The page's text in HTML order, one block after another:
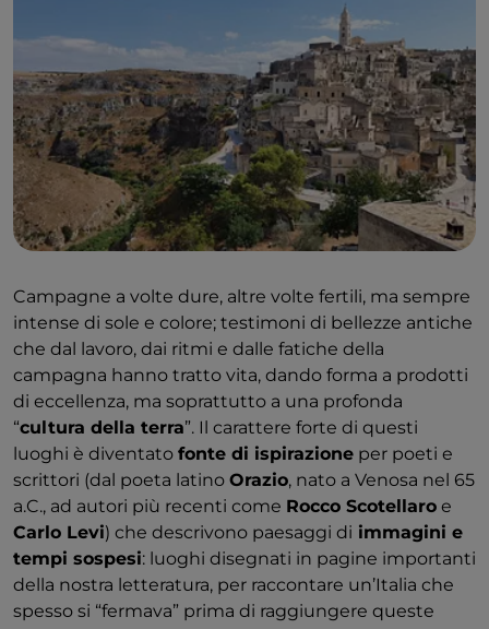
Campagne a volte dure, altre volte fertili, ma sempre
intense di sole e colore; testimoni di bellezze antiche
che dal lavoro, dai ritmi e dalle fatiche della
campagna hanno tratto vita, dando forma a prodotti
di eccellenza, ma soprattutto a una profonda
“cultura della terra”. Il carattere forte di questi
luoghi è diventato fonte di ispirazione per poeti e
scrittori (dal poeta latino Orazio, nato a Venosa nel 65
a.C., ad autori più recenti come Rocco Scotellaro e
Carlo Levi) che descrivono paesaggi di immagini e
tempi sospesi: luoghi disegnati in pagine importanti
della nostra letteratura, per raccontare un’Italia che
spesso si “fermava” prima di raggiungere queste